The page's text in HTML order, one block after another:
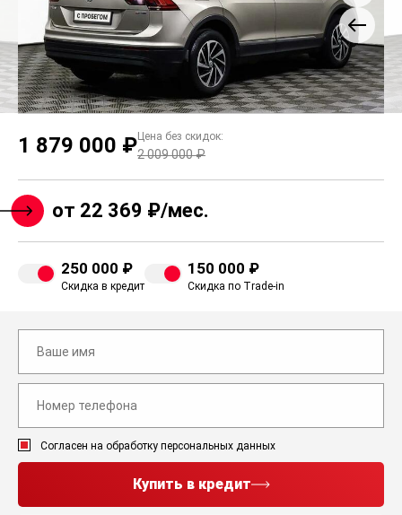
1 879 000 ₽Цена без скидок:
2 009 000 ₽
от 22 369 ₽/мес.
250 000 ₽
Скидка в кредит
150 000 ₽
Скидка по Trade-in
Согласен на обработку персональных данных
Купить в кредит